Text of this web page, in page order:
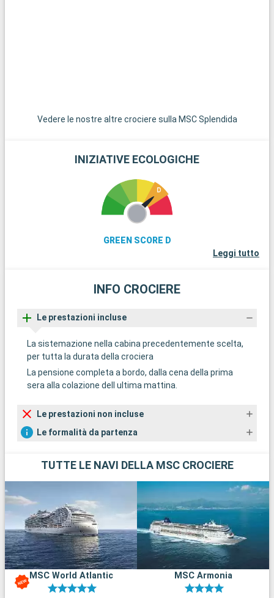
Vedere le nostre altre crociere sulla MSC Splendida
INIZIATIVE ECOLOGICHE
GREEN SCORE D
Leggi tutto
INFO CROCIERE
Le prestazioni incluse
La sistemazione nella cabina precedentemente scelta,
per tutta la durata della crociera
La pensione completa a bordo, dalla cena della prima
sera alla colazione dell ultima mattina.
Le prestazioni non incluse
Le formalità da partenza
TUTTE LE NAVI DELLA MSC CROCIERE
MSC World Atlantic MSC Armonia